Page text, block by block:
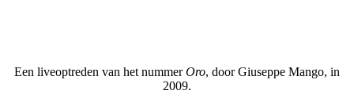
Een liveoptreden van het nummerOro, door Giuseppe Mango, in
2009.